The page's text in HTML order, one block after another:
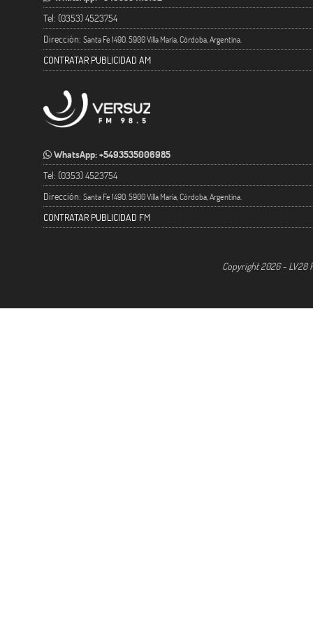
Tel: (0353) 4523754
Dirección: Santa Fe 1490. 5900 Villa María, Córdoba, Argentina.
CONTRATAR PUBLICIDAD AM
WhatsApp: +5493535006985
Tel: (0353) 4523754
Dirección: Santa Fe 1490. 5900 Villa María, Córdoba, Argentina.
CONTRATAR PUBLICIDAD FM
Copyright 2026 - LV28